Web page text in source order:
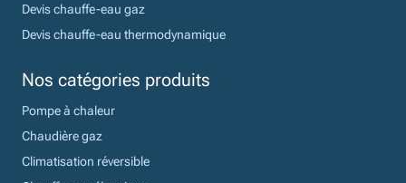
Devis chauffe-eau gaz
Devis chauffe-eau thermodynamique
Nos catégories produits
Pompe à chaleur
Chaudière gaz
Climatisation réversible